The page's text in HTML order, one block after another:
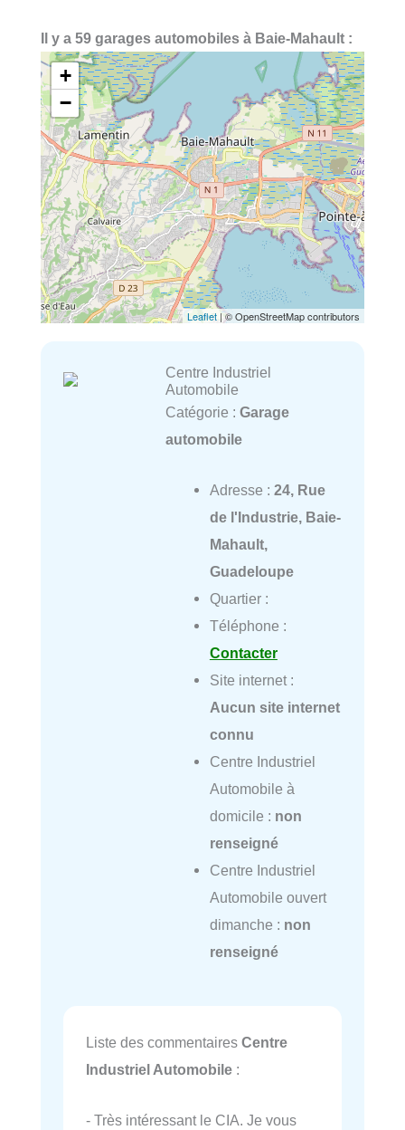
Il y a 59 garages automobiles à Baie-Mahault :
+
−
Leaflet | © OpenStreetMap contributors
Centre Industriel
Automobile
Catégorie : Garage
automobile
Adresse : 24, Rue
de l'Industrie, Baie-
Mahault,
Guadeloupe
Quartier :
Téléphone :
Contacter
Site internet :
Aucun site internet
connu
Centre Industriel
Automobile à
domicile : non
renseigné
Centre Industriel
Automobile ouvert
dimanche : non
renseigné
Liste des commentaires Centre
Industriel Automobile :
- Très intéressant le CIA. Je vous